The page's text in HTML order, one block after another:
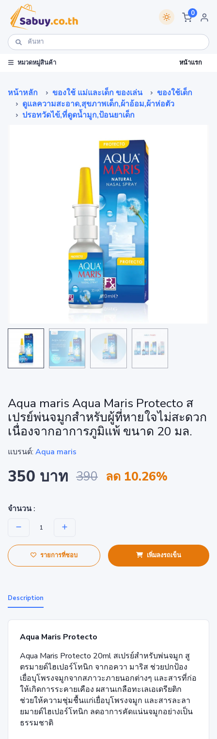
0
หมวดหมู่สินค้า หน้าแรก
หน้าหลัก ของใช้ แม่และเด็ก ของเล่น
ของใช้เด็ก
ดูแลความสะอาด,สุขภาพเด็ก,ผ้าอ้อม,ผ้าห่อตัว
ปรอทวัดไข้,ที่ดูดน้ำมูก,ป้อนยาเด็ก
Aqua maris Aqua Maris Protecto ส
เปรย์พ่นจมูกสำหรับผู้ที่หายใจไม่สะดวก
เนื่องจากอาการภูมิแพ้ ขนาด 20 มล.
แบรนด์: Aqua maris
350 บาท 390 ลด 10.26%
จำนวน :
รายการที่ชอบ เพิ่มลงรถเข็น
Description
Aqua Maris Protecto
Aqua Maris Protecto 20ml สเปรย์สำหรับพ่นจมูก สู
ตรมายด์ไฮเปอร์โทนิก จากอควา มาริส ช่วยปกป้อง
เยื่อบุโพรงจมูกจากสภาวะภายนอกต่างๆ และสารที่ก่อ
ให้เกิดการระคายเคือง ผสานเกลือทะเลเอเดรียติก
ช่วยให้ความชุ่มชื้นแก่เยื่อบุโพรงจมูก และสารละลา
ยมายด์ไฮเปอร์โทนิก ลดอาการคัดแน่นจมูกอย่างเป็น
ธรรมชาติ